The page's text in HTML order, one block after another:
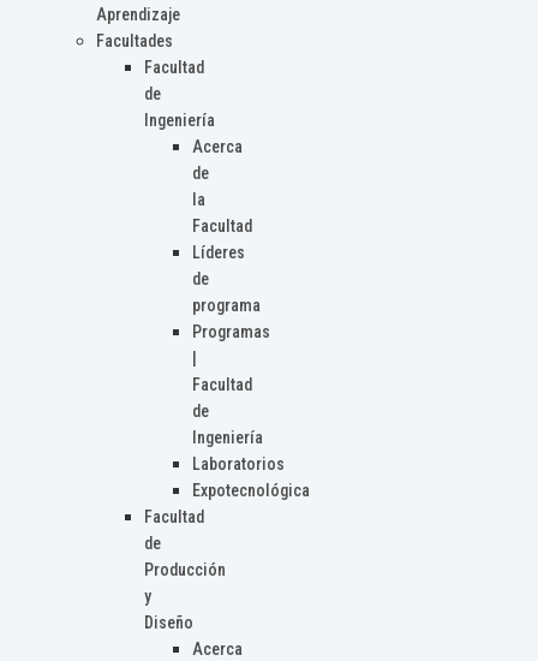
Aprendizaje
Facultades
Facultad
de
Ingeniería
Acerca
de
la
Facultad
Líderes
de
programa
Programas
Facultad
de
Ingeniería
Laboratorios
Expotecnológica
Facultad
de
Producción
y
Diseño
Acerca